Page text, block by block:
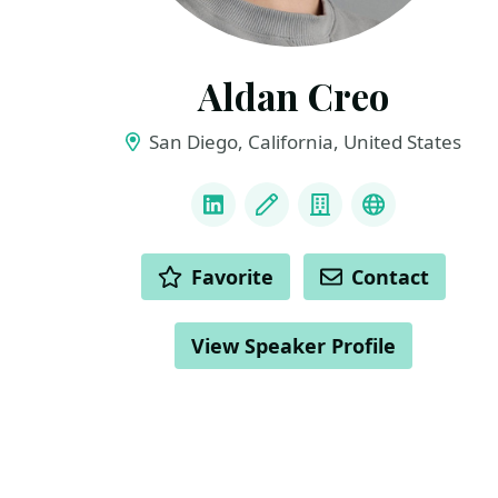
Aldan Creo
San Diego, California, United States
LinkedInBlog CompanyWebsite &
ACTIONS Favorite Contact
View Speaker Profile